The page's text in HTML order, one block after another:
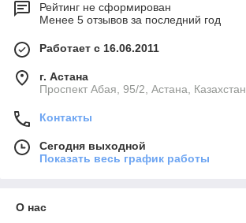
Рейтинг не сформирован
Менее 5 отзывов за последний год
Работает с 16.06.2011
г. Астана
​Проспект Абая, 95/2, Астана, Казахстан
Контакты
Сегодня выходной
Показать весь график работы
О нас